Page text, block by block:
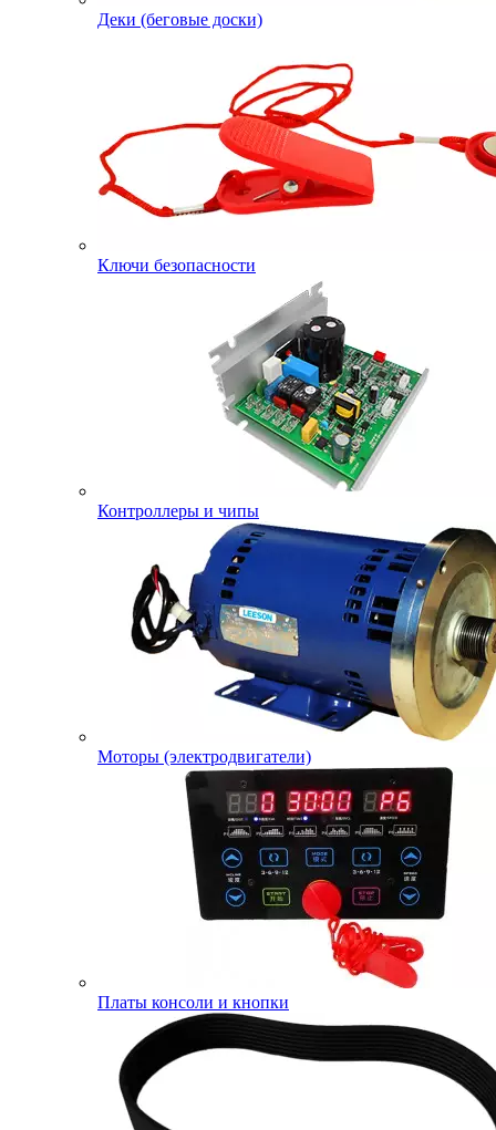
Деки (беговые доски)
Ключи безопасности
Контроллеры и чипы
Моторы (электродвигатели)
Платы консоли и кнопки